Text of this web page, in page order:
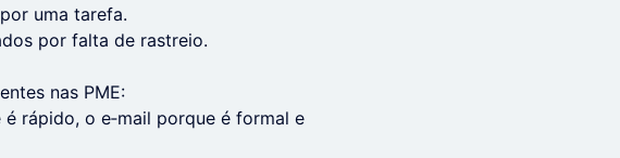
uma tarefa.
por falta de rastreio.
nas PME:
rápido, o e‑mail porque é formal e